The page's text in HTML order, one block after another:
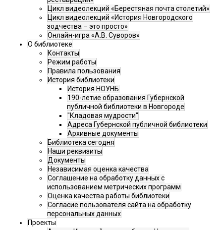
Цикл видеолекций «Берестяная почта столетий»
Цикл видеолекций «История Новгородского
зодчества – это просто»
Онлайн-игра «А.В. Суворов»
О библиотеке
Контакты
Режим работы
Правила пользования
История библиотеки
История НОУНБ
190-летие образования Губернской
публичной библиотеки в Новгороде
"Кладовая мудрости"
Адреса Губернской публичной библиотеки
Архивные документы
Библиотека сегодня
Наши реквизиты
Документы
Независимая оценка качества
Соглашение на обработку данных с
использованием метрических программ
Оценка качества работы библиотеки
Согласие пользователя сайта на обработку
персональных данных
Проекты